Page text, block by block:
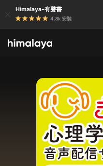
Himalaya-有聲書
4.8k 安裝